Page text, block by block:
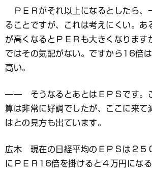
ＰＥＲがそれ以上になるとしたら、
ることですが、これは考えにくい。あ
が高くなるとＰＥＲも大きくなります
ではその気配がない。ですから16倍
高い。
―― そうなるとあとはＥＰＳです。
算は非常に好調でしたが、ここに来て
はとの見方も出ています。
広木 現在の日経平均のＥＰＳは２５
にＰＥＲ16倍を掛けると４万円にな